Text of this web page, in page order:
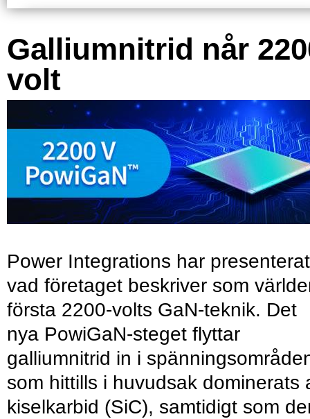
Galliumnitrid når
volt
Power Integrations har presenterat
vad företaget beskriver som
första 2200-volts GaN-teknik. Det
nya PowiGaN-steget flyttar
galliumnitrid in i
som hittills i huvudsak dominerats
kiselkarbid (SiC), samtidigt som